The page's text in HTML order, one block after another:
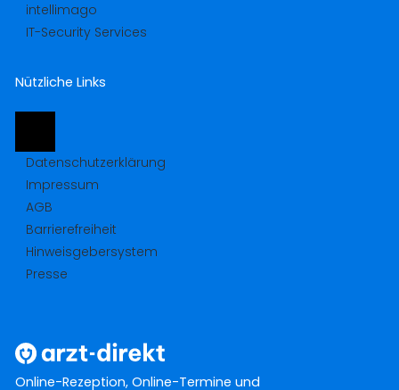
Online-Rezeption, Online-Termine und
Nützliche Links
Datenschutzerklärung
Impressum
AGB
Barrierefreiheit
Hinweisgebersystem
Presse
intellimago
IT-Security Services